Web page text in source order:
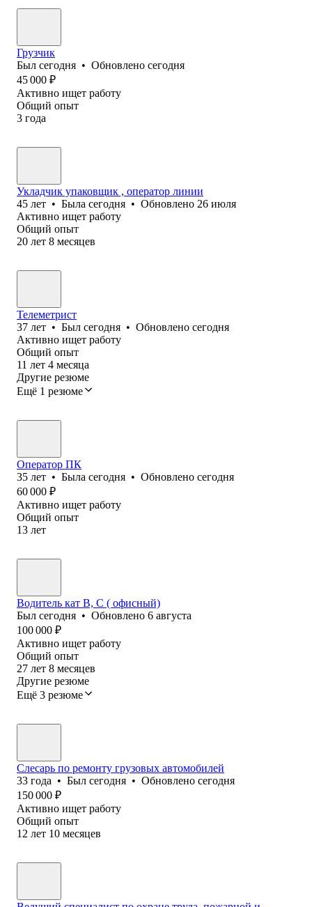
Грузчик
Был сегодня • Обновлено сегодня
45 000 ₽
Активно ищет работу
Общий опыт
3 года
Укладчик упаковщик , оператор линии
45 лет • Была сегодня • Обновлено 26 июля
Активно ищет работу
Общий опыт
20 лет 8 месяцев
Телеметрист
37 лет • Был сегодня • Обновлено сегодня
Активно ищет работу
Общий опыт
11 лет 4 месяца
Другие резюме
Ещё 1 резюме
Оператор ПК
35 лет • Была сегодня • Обновлено сегодня
60 000 ₽
Активно ищет работу
Общий опыт
13 лет
Водитель кат В, С ( офисный)
Был сегодня • Обновлено 6 августа
100 000 ₽
Активно ищет работу
Общий опыт
27 лет 8 месяцев
Другие резюме
Ещё 3 резюме
Слесарь по ремонту грузовых автомобилей
33 года • Был сегодня • Обновлено сегодня
150 000 ₽
Активно ищет работу
Общий опыт
12 лет 10 месяцев